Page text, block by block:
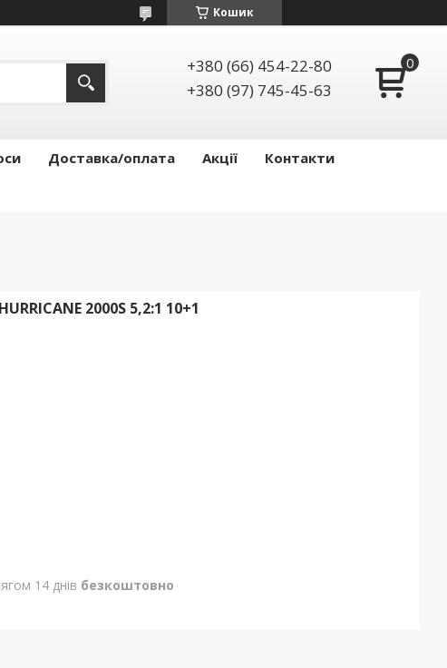
Кошик
+380 (66) 454-22-80
+380 (97) 745-45-63
Доставка/оплата Акції
Контакти
2000S 5,2:1 10+1
14 днів безкоштовно